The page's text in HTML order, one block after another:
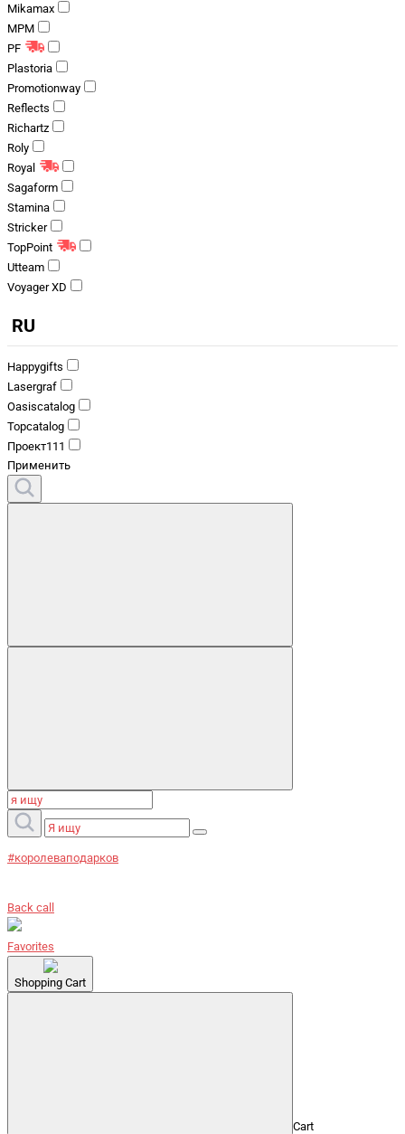
Mikamax
MPM
PF
Plastoria
Promotionway
Reflects
Richartz
Roly
Royal
Sagaform
Stamina
Stricker
TopPoint
Utteam
Voyager XD
RU
Happygifts
Lasergraf
Oasiscatalog
Topcatalog
Проект111
Применить
#королеваподарков
Back call
Favorites
Shopping Cart
Cart